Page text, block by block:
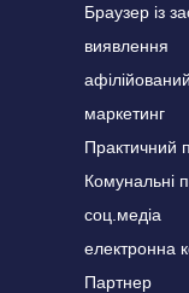
Браузер із
виявлення
афілійований
маркетинг
Практичний
Комунальні
соц.медіа
електронна
Партнер